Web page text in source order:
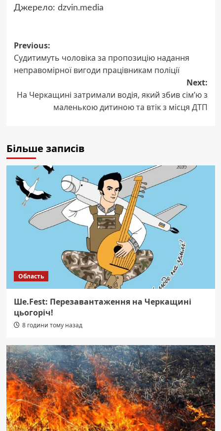
Джерело: dzvin.media
Post
navigation
Previous:
Судитимуть чоловіка за пропозицію надання
неправомірної вигоди працівникам поліції
Next:
На Черкащині затримали водія, який збив сім’ю з
маленькою дитиною та втік з місця ДТП
Більше записів
Область
Ше.Fest: Перезавантаження на Черкащині
цьогоріч!
8 години тому назад